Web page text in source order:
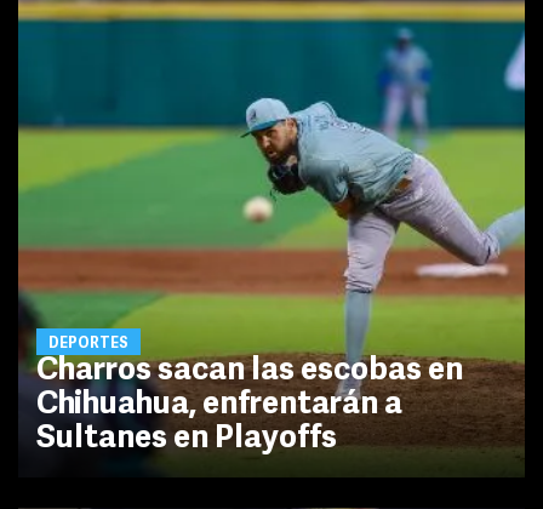
DEPORTES
Charros sacan las escobas en
Chihuahua, enfrentarán a
Sultanes en Playoffs